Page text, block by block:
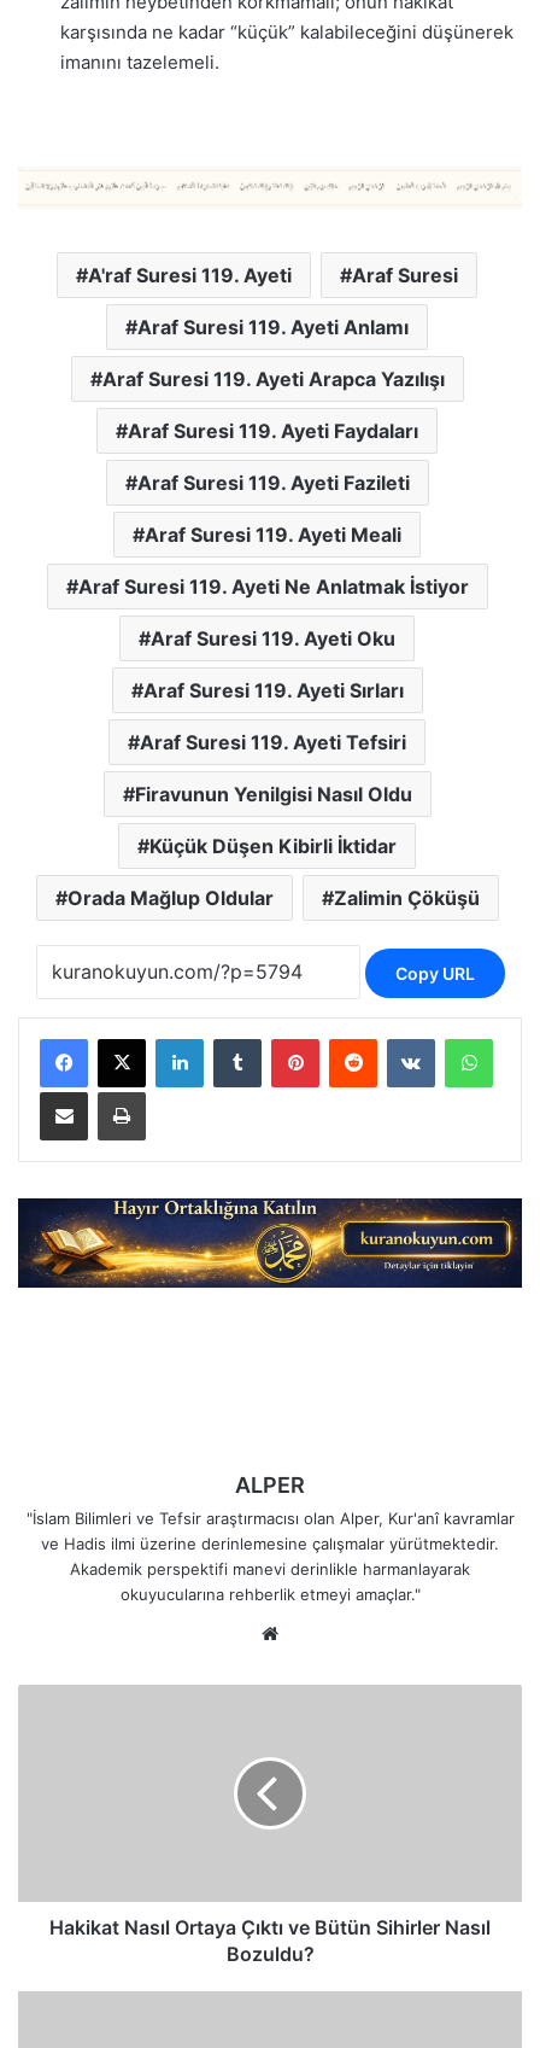
karşısında ne kadar “küçük” kalabileceğini düşünerek
imanını tazelemeli.
A'raf Suresi 119. Ayeti Araf Suresi
Araf Suresi 119. Ayeti Anlamı
Araf Suresi 119. Ayeti Arapca Yazılışı
Araf Suresi 119. Ayeti Faydaları
Araf Suresi 119. Ayeti Fazileti
Araf Suresi 119. Ayeti Meali
Araf Suresi 119. Ayeti Ne Anlatmak İstiyor
Araf Suresi 119. Ayeti Oku
Araf Suresi 119. Ayeti Sırları
Araf Suresi 119. Ayeti Tefsiri
Firavunun Yenilgisi Nasıl Oldu
Küçük Düşen Kibirli İktidar
Orada Mağlup Oldular Zalimin Çöküşü
Copy URL
LinkedInTumblr PinterestReddit VKontakte
E-Posta ile paylaş Yazdır
ALPER
"İslam Bilimleri ve Tefsir araştırmacısı olan Alper, Kur'anî kavramlar
ve Hadis ilmi üzerine derinlemesine çalışmalar yürütmektedir.
Akademik perspektifi manevi derinlikle harmanlayarak
okuyucularına rehberlik etmeyi amaçlar."
Bozuldu?
Hakikat Nasıl Ortaya Çıktı ve Bütün Sihirler Nasıl
Bozuldu?